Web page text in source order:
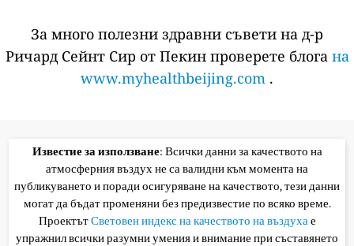
За много полезни здравни съвети на д-р
Ричард Сейнт Сир от Пекин проверете блога на
www.myhealthbeijing.com .
Известие за използване: Всички данни за качеството на
атмосферния въздух не са валидни към момента на
публикуването и поради осигуряване на качеството, тези данни
могат да бъдат променяни без предизвестие по всяко време.
ПроектътСветовен индекс на качеството на въздухае
упражнил всички разумни умения и внимание при съставянето